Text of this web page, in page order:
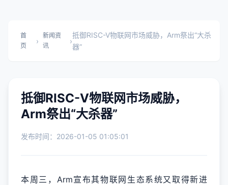
首
页
›
新闻资
讯
›
抵御RISC-V物联网市场威胁，Arm祭出“大杀
器”
抵御RISC-V物联网市场威胁，
Arm祭出“大杀器”
发布时间：2026-01-05 01:05:01
本周三，Arm宣布其物联网生态系统又取得新进